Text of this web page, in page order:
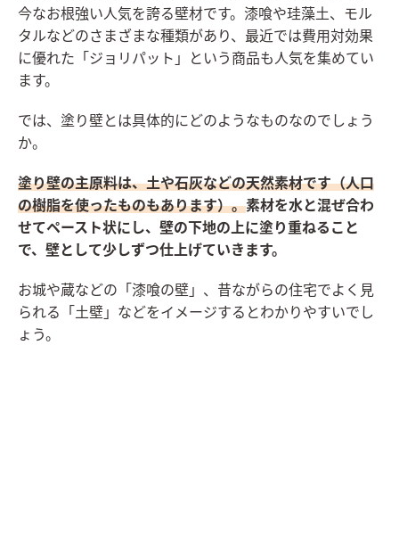
今なお根強い人気を誇る壁材です。漆喰や珪藻土、モル
タルなどのさまざまな種類があり、最近では費用対効果
に優れた「ジョリパット」という商品も人気を集めてい
ます。
では、塗り壁とは具体的にどのようなものなのでしょう
か。
塗り壁の主原料は、土や石灰などの天然素材です（人口
の樹脂を使ったものもあります）。素材を水と混ぜ合わ
せてペースト状にし、壁の下地の上に塗り重ねること
で、壁として少しずつ仕上げていきます。
お城や蔵などの「漆喰の壁」、昔ながらの住宅でよく見
られる「土壁」などをイメージするとわかりやすいでし
ょう。